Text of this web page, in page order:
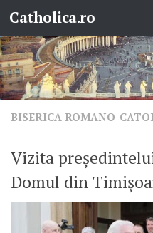
Skip to content
Catholica.ro
BISERICA ROMANO-
Vizita
Domul din